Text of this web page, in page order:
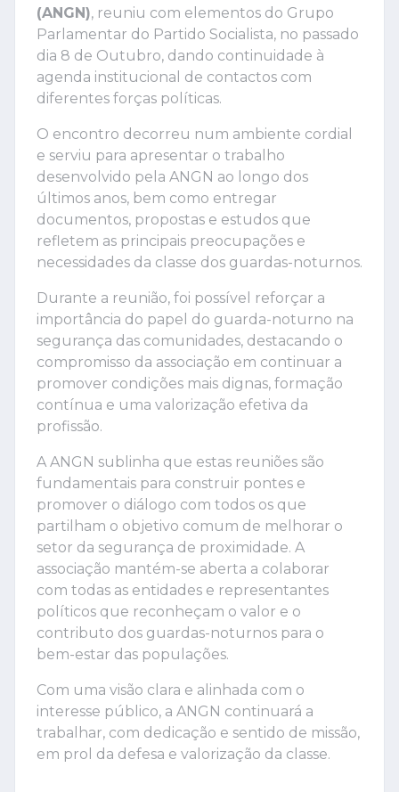
(ANGN), reuniu com elementos do Grupo
Parlamentar do Partido Socialista, no passado
dia 8 de Outubro, dando continuidade à
agenda institucional de contactos com
diferentes forças políticas.
O encontro decorreu num ambiente cordial
e serviu para apresentar o trabalho
desenvolvido pela ANGN ao longo dos
últimos anos, bem como entregar
documentos, propostas e estudos que
refletem as principais preocupações e
necessidades da classe dos guardas-noturnos.
Durante a reunião, foi possível reforçar a
importância do papel do guarda-noturno na
segurança das comunidades, destacando o
compromisso da associação em continuar a
promover condições mais dignas, formação
contínua e uma valorização efetiva da
profissão.
A ANGN sublinha que estas reuniões são
fundamentais para construir pontes e
promover o diálogo com todos os que
partilham o objetivo comum de melhorar o
setor da segurança de proximidade. A
associação mantém-se aberta a colaborar
com todas as entidades e representantes
políticos que reconheçam o valor e o
contributo dos guardas-noturnos para o
bem-estar das populações.
Com uma visão clara e alinhada com o
interesse público, a ANGN continuará a
trabalhar, com dedicação e sentido de missão,
em prol da defesa e valorização da classe.